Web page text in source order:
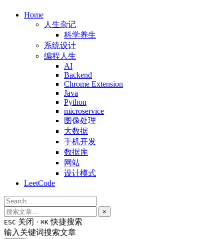
Home
人生杂记
科学养生
系统设计
编程人生
AI
Backend
Chrome Extension
Java
Python
microservice
图像处理
大数据
手机开发
数据库
网站
设计模式
LeetCode
×
ESC 关闭 · ⌘K 快捷搜索
输入关键词搜索文章